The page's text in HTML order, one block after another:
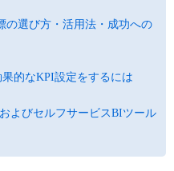
の選び方・活用法・成功への
的なKPI設定をするには
よびセルフサービスBIツール